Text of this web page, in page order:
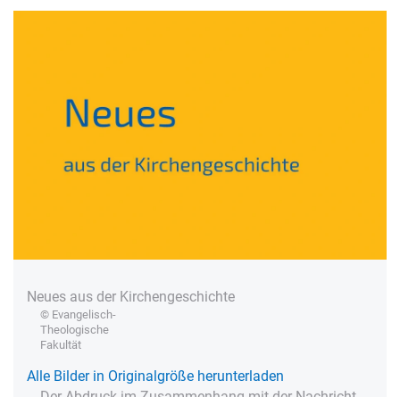
Neues aus der Kirchengeschichte
© Evangelisch-
Theologische
Fakultät
Alle Bilder in Originalgröße herunterladen